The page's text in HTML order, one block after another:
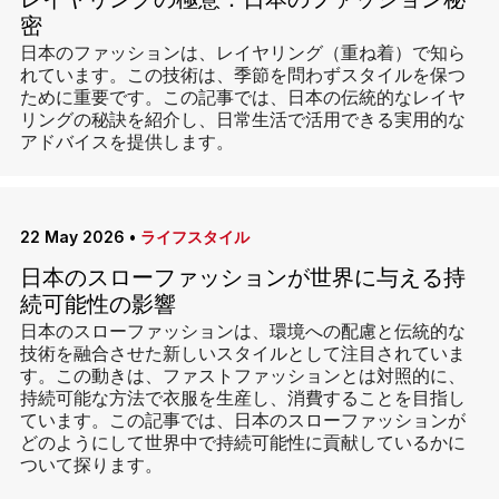
密
日本のファッションは、レイヤリング（重ね着）で知ら
れています。この技術は、季節を問わずスタイルを保つ
ために重要です。この記事では、日本の伝統的なレイヤ
リングの秘訣を紹介し、日常生活で活用できる実用的な
アドバイスを提供します。
22 May 2026 • ライフスタイル
日本のスローファッションが世界に与える持
続可能性の影響
日本のスローファッションは、環境への配慮と伝統的な
技術を融合させた新しいスタイルとして注目されていま
す。この動きは、ファストファッションとは対照的に、
持続可能な方法で衣服を生産し、消費することを目指し
ています。この記事では、日本のスローファッションが
どのようにして世界中で持続可能性に貢献しているかに
ついて探ります。